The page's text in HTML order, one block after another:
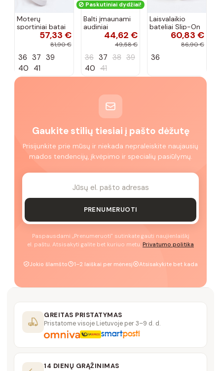
Moterų
sportiniai batai
su ažūro
elementais Big
baltos spalvos
57,33 €
81,90 €
36 37 39
40 41
Paskutiniai dydžiai!
Balti įmaunami
audiniai
sportbačiai su
44,62 €
49,58 €
36 37 38 39
40 41
Laisvalaikio
bateliai Slip-On
Big Star
RR274721 smėlio
60,83 €
86,90 €
36
Gaukite stilių tiesiai į pašto dėžutę
Prisijunkite prie mūsų ir niekada nepraleiskite naujausių
mados tendencijų, įkvėpimo ir specialių pasiūlymų.
PRENUMERUOTI
Paspausdami „Prenumeruoti" sutinkate gauti naujienlaiškį
el. paštu. Atsisakyti galite bet kuriuo metu. Privatumo politika
Jokio šlamšto 1–2 laiškai per mėnesį Atsisakykite bet kada
GREITAS PRISTATYMAS
Pristatome visoje Lietuvoje per 3–9 d. d.
14 DIENŲ GRĄŽINIMAS